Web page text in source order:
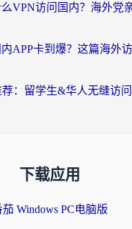
下载应用
茄 Windows PC电脑版